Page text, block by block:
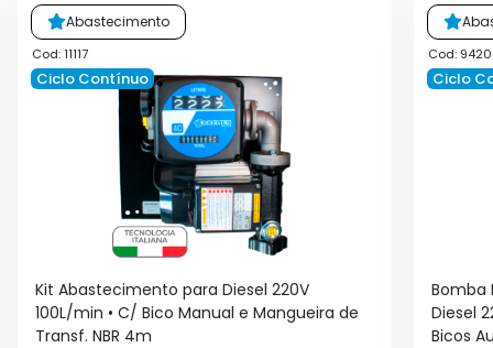
Abastecimento
Ciclo Contínuo
Cod: 11117
Kit Abastecimento para Diesel 220V
100L/min • C/ Bico Manual e Mangueira de
Transf. NBR 4m
Ciclo
Cod: 9420
Bomba
Diesel
Bicos